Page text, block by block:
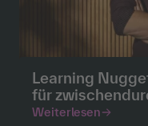
Learning
für
Weiterlesen